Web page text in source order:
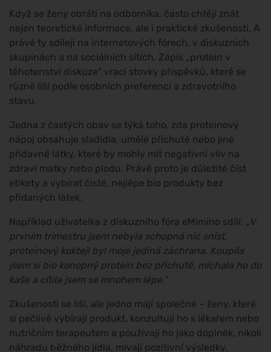
Když se ženy obrátí na odborníka, často chtějí znát
nejen teoretické informace, ale i praktické zkušenosti. A
právě ty sdílejí na internetových fórech, v diskuzních
skupinách a na sociálních sítích. Zápis „protein v
těhotenství diskuze" vrací stovky příspěvků, které se
různě liší podle osobních preferencí a zdravotního
stavu.
Jedna z častých obav se týká toho, zda proteinový
nápoj obsahuje sladidla, umělé příchutě nebo jiné
přídavné látky, které by mohly mít negativní vliv na
zdraví matky nebo plodu. Právě proto je důležité číst
etikety a vybírat čisté, nejlépe bio produkty bez
přidaných látek.
Například uživatelka z diskuzního fóra eMimino sdílí: „V
prvním trimestru jsem nebyla schopná nic sníst,
proteinový koktejl byl moje jediná záchrana. Koupila
jsem si bio konopný protein bez příchutě, míchala ho do
kaše a cítila jsem se mnohem lépe."
Zkušenosti se liší, ale jedno mají společné – ženy, které
si pečlivě vybírají produkt, konzultují ho s lékařem nebo
nutričním terapeutem a používají ho jako doplněk, nikoli
náhradu běžného jídla, mívají pozitivní výsledky.